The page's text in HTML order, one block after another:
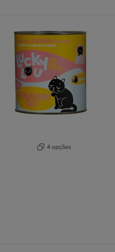
4 opções